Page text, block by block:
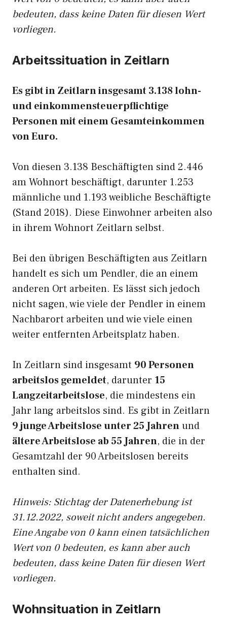
bedeuten, dass keine Daten für diesen Wert
vorliegen.
Arbeitssituation in Zeitlarn
Es gibt in Zeitlarn insgesamt 3.138 lohn-
und einkommensteuerpflichtige
Personen mit einem Gesamteinkommen
von Euro.
Von diesen 3.138 Beschäftigten sind 2.446
am Wohnort beschäftigt, darunter 1.253
männliche und 1.193 weibliche Beschäftigte
(Stand 2018). Diese Einwohner arbeiten also
in ihrem Wohnort Zeitlarn selbst.
Bei den übrigen Beschäftigten aus Zeitlarn
handelt es sich um Pendler, die an einem
anderen Ort arbeiten. Es lässt sich jedoch
nicht sagen, wie viele der Pendler in einem
Nachbarort arbeiten und wie viele einen
weiter entfernten Arbeitsplatz haben.
In Zeitlarn sind insgesamt 90 Personen
arbeitslos gemeldet, darunter 15
Langzeitarbeitslose, die mindestens ein
Jahr lang arbeitslos sind. Es gibt in Zeitlarn
9 junge Arbeitslose unter 25 Jahrenund
ältere Arbeitslose ab 55 Jahren, die in der
Gesamtzahl der 90 Arbeitslosen bereits
enthalten sind.
Hinweis: Stichtag der Datenerhebung ist
31.12.2022, soweit nicht anders angegeben.
Eine Angabe von 0 kann einen tatsächlichen
Wert von 0 bedeuten, es kann aber auch
bedeuten, dass keine Daten für diesen Wert
vorliegen.
Wohnsituation in Zeitlarn